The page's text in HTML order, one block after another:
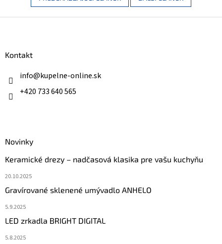
Kontakt
info@kupelne-online.sk
+420 733 640 565
Novinky
Keramické drezy – nadčasová klasika pre vašu kuchyňu
20.10.2025
Gravírované sklenené umývadlo ANHELO
5.9.2025
LED zrkadla BRIGHT DIGITAL
5.8.2025